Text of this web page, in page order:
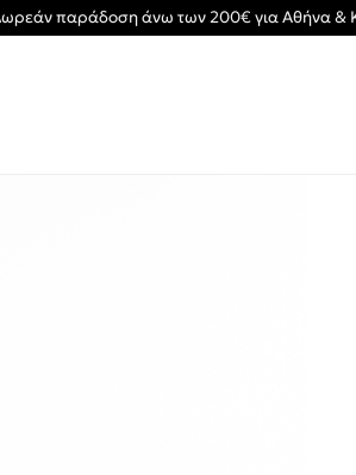
παράδοση άνω των 200€ για Αθήνα &